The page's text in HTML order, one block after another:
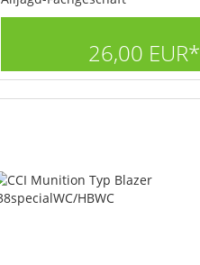
26,00 EUR*